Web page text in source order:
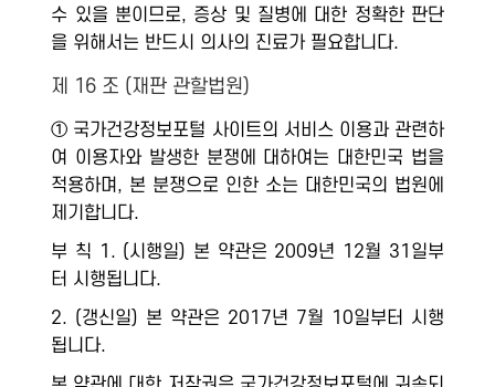
수 있을 뿐이므로, 증상 및 질병에 대한 정확한 판단
을 위해서는 반드시 의사의 진료가 필요합니다.
제 16 조 (재판 관할법원)
① 국가건강정보포털 사이트의 서비스 이용과 관련하
여 이용자와 발생한 분쟁에 대하여는 대한민국 법을
적용하며, 본 분쟁으로 인한 소는 대한민국의 법원에
제기합니다.
부 칙 1. (시행일) 본 약관은 2009년 12월 31일부
터 시행됩니다.
2. (갱신일) 본 약관은 2017년 7월 10일부터 시행
됩니다.